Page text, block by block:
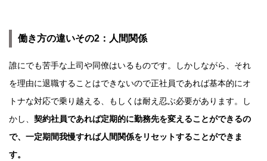
働き方の違いその2：人間関係
誰にでも苦手な上司や同僚はいるものです。しかしながら、それ
を理由に退職することはできないので正社員であれば基本的にオ
トナな対応で乗り越える、もしくは耐え忍ぶ必要があります。し
かし、 契約社員であれば定期的に勤務先を変えることができるの
で、一定期間我慢すれば人間関係をリセットすることができま
す。